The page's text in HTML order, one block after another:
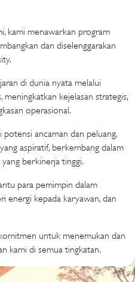
kami menawarkan program
dan diselenggarakan
di dunia nyata melalui
meningkatkan kejelasan strategis,
operasional.
potensi ancaman dan peluang,
aspiratif, berkembang dalam
berkinerja tinggi.
para pemimpin dalam
energi kepada karyawan, dan
untuk menemukan dan
kami di semua tingkatan.